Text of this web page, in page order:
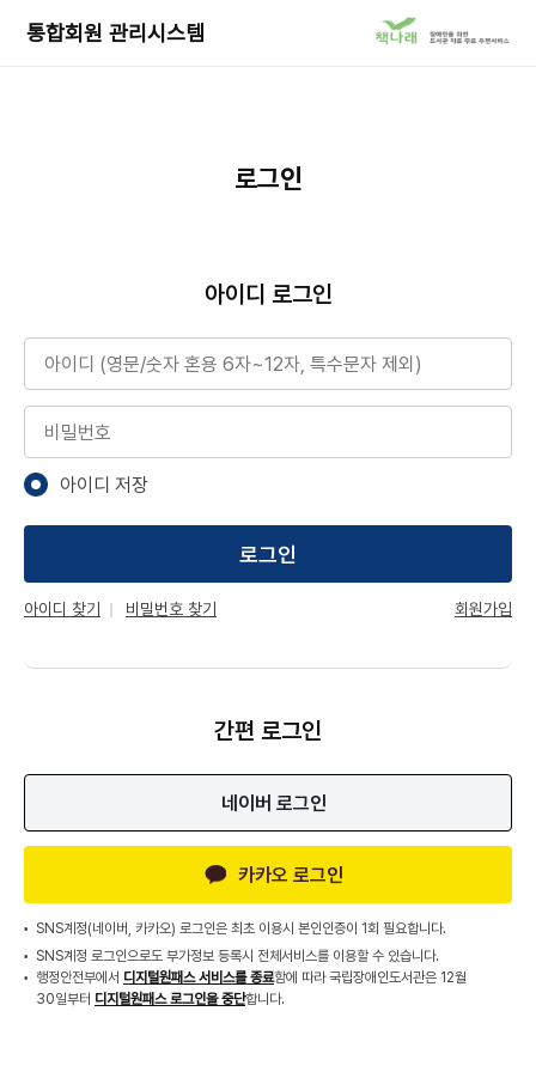
통합회원 관리시스템
책
나
로그인
아이디 로그인
아이디
비밀번호
아이디 저장
로그인
아이디 찾기 비밀번호 찾기 회원가입
간편 로그인
네이버 로그인
카카오 로그인
SNS계정(네이버, 카카오) 로그인은 최초 이용시 본인인증이 1회 필요합니다.
SNS계정 로그인으로도 부가정보 등록시 전체서비스를 이용할 수 있습니다.
행정안전부에서 디지털원패스 서비스를 종료함에 따라 국립장애인도서관은 12월
30일부터 디지털원패스 로그인을 중단합니다.